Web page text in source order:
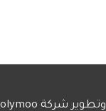
olymoo